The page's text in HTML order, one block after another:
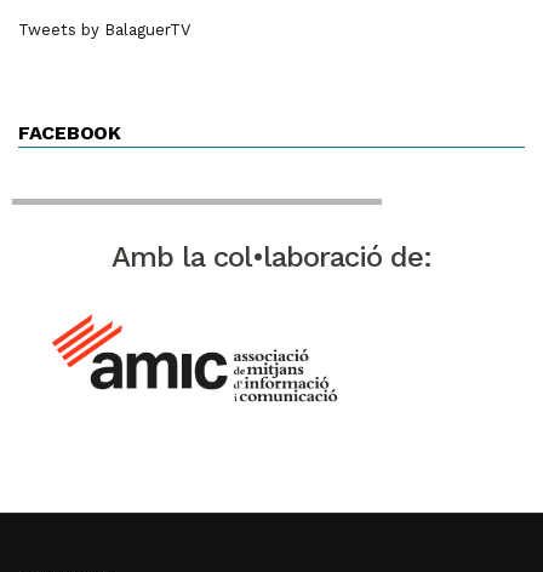
Tweets by BalaguerTV
FACEBOOK
Amb la col•laboració de: